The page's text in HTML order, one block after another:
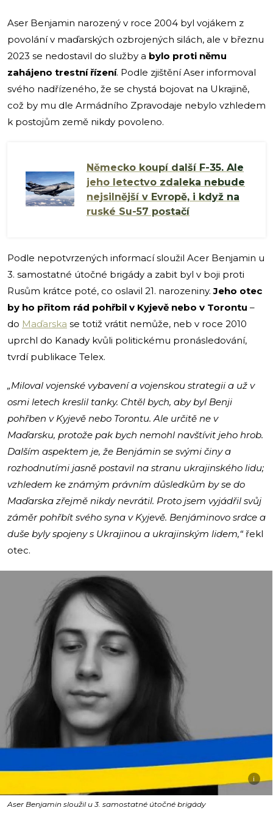
Aser Benjamin narozený v roce 2004 byl vojákem z
povolání v maďarských ozbrojených silách, ale v březnu
2023 se nedostavil do služby a bylo proti němu
zahájeno trestní řízení. Podle zjištění Aser informoval
svého nadřízeného, že se chystá bojovat na Ukrajině,
což by mu dle Armádního Zpravodaje nebylo vzhledem
k postojům země nikdy povoleno.
Německo koupí další F-35. Ale
jeho letectvo zdaleka nebude
nejsilnější v Evropě, i když na
ruské Su-57 postačí
Podle nepotvrzených informací sloužil Acer Benjamin u
3. samostatné útočné brigády a zabit byl v boji proti
Rusům krátce poté, co oslavil 21. narozeniny.Jeho otec
by ho přitom rád pohřbil v Kyjevě nebo v Torontu –
do Maďarska se totiž vrátit nemůže, neb v roce 2010
uprchl do Kanady kvůli politickému pronásledování,
tvrdí publikace Telex.
„Miloval vojenské vybavení a vojenskou strategii a už v
osmi letech kreslil tanky. Chtěl bych, aby byl Benji
pohřben v Kyjevě nebo Torontu. Ale určitě ne v
Maďarsku, protože pak bych nemohl navštívit jeho hrob.
Dalším aspektem je, že Benjámin se svými činy a
rozhodnutími jasně postavil na stranu ukrajinského lidu;
vzhledem ke známým právním důsledkům by se do
Maďarska zřejmě nikdy nevrátil. Proto jsem vyjádřil svůj
záměr pohřbít svého syna v Kyjevě. Benjáminovo srdce a
duše byly spojeny s Ukrajinou a ukrajinským lidem,“řekl
otec.
i
Aser Benjamin sloužil u 3. samostatné útočné brigády